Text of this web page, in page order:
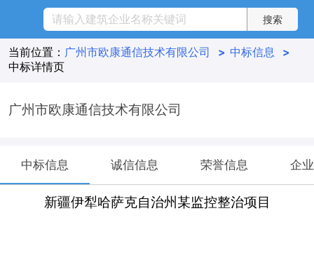
当前位置： 广州市欧康通信技术有限公司 > 中标信息
>
中标详情页
广州市欧康通信技术有限公司
中标信息 诚信信息 荣誉信息 企
新疆伊犁哈萨克自治州某监控整治项目